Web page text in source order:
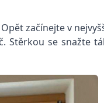
začínejte v
Stěrkou se snažte